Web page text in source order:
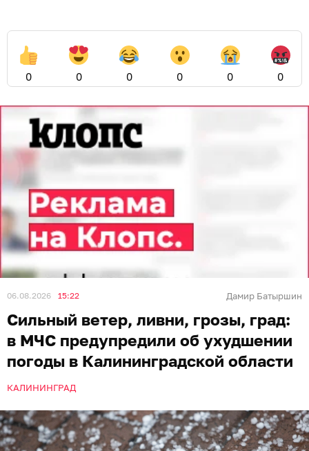
0 0 0 0 0 0
06.08.2026 15:22 Дамир Батыршин
Сильный ветер, ливни, грозы, град:
в МЧС предупредили об ухудшении
погоды в Калининградской области
КАЛИНИНГРАД